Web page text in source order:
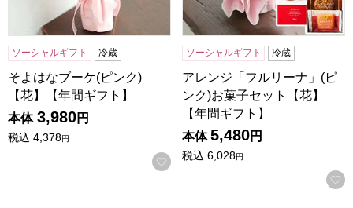
ソーシャルギフト 冷蔵
そよはなブーケ(ピンク)
【花】【年間ギフト】
本体 3,980円
税込 4,378円
お気に入りに登録する
ソーシャルギフト 冷蔵
アレンジ「フルリーナ」(ピ
ンク)お菓子セット【花】
【年間ギフト】
本体 5,480円
税込 6,028円